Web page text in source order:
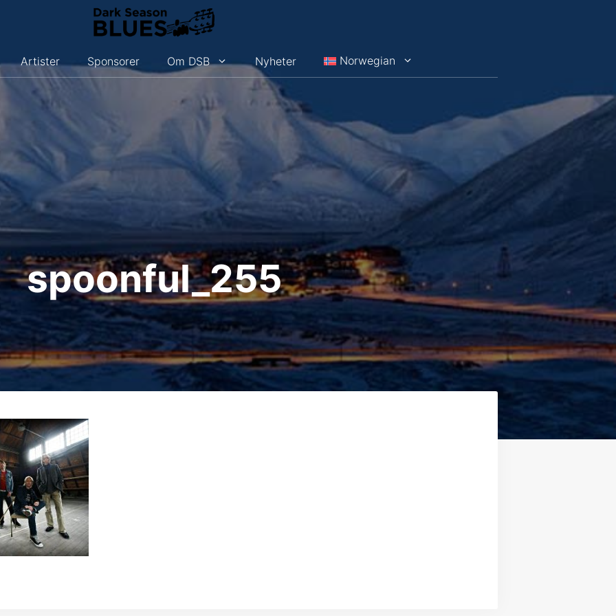
Artister Sponsorer Om DSB Nyheter Norwegian
spoonful_255